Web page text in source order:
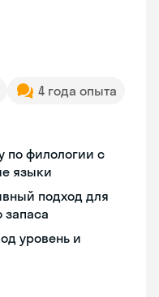
4 года опыта
по филологии с
языки
подход для
запаса
уровень и